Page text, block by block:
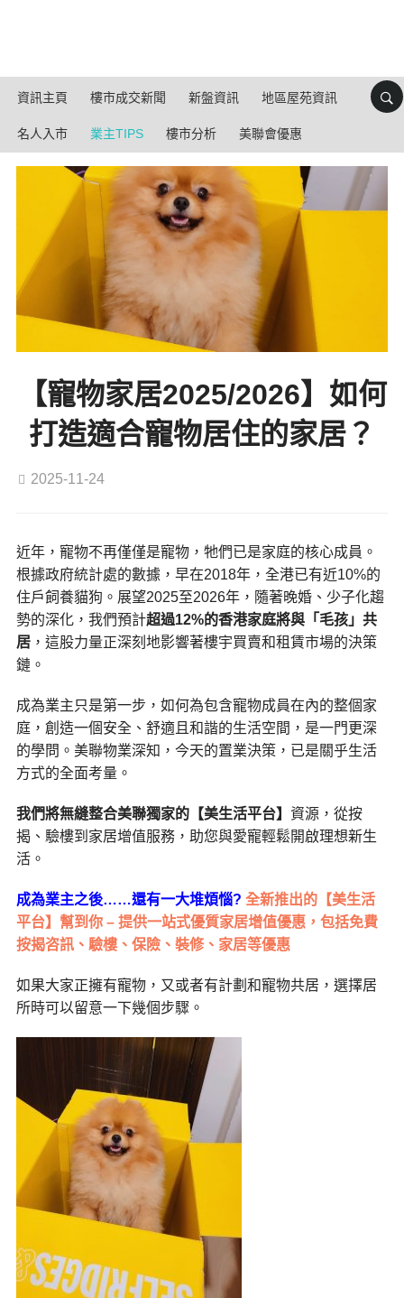
資訊主頁 樓市成交新聞 新盤資訊 地區屋苑資訊
名人入市 業主TIPS 樓市分析 美聯會優惠
【寵物家居2025/2026】如何
打造適合寵物居住的家居？
2025-11-24
近年，寵物不再僅僅是寵物，牠們已是家庭的核心成員。
根據政府統計處的數據，早在2018年，全港已有近10%的
住戶飼養貓狗。展望2025至2026年，隨著晚婚、少子化趨
勢的深化，我們預計超過12%的香港家庭將與「毛孩」共
居，這股力量正深刻地影響著樓宇買賣和租賃市場的決策
鏈。
成為業主只是第一步，如何為包含寵物成員在內的整個家
庭，創造一個安全、舒適且和諧的生活空間，是一門更深
的學問。美聯物業深知，今天的置業決策，已是關乎生活
方式的全面考量。
我們將無縫整合美聯獨家的【美生活平台】 資源，從按
揭、驗樓到家居增值服務，助您與愛寵輕鬆開啟理想新生
活。
成為業主之後……還有一大堆煩惱? 全新推出的【美生活
平台】幫到你 – 提供一站式優質家居增值優惠，包括免費
按揭咨訊、驗樓、保險、裝修、家居等優惠
如果大家正擁有寵物，又或者有計劃和寵物共居，選擇居
所時可以留意一下幾個步驟。